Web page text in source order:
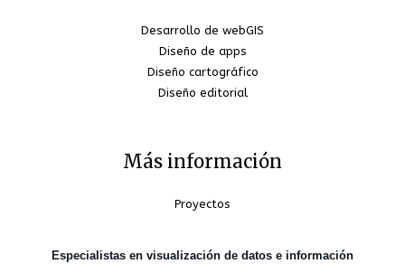
Desarrollo de webGIS
Diseño de apps
Diseño cartográfico
Diseño editorial
Más información
Proyectos
Especialistas en visualización de datos e información